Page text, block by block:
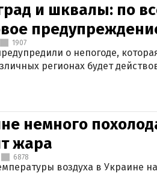
и шквалы: по
1907
о непогоде,
регионах будет
немного
жара
6878
воздуха в Украине